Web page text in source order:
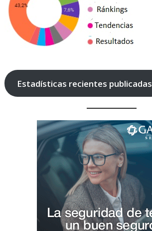
Estadísticas recientes publicadas